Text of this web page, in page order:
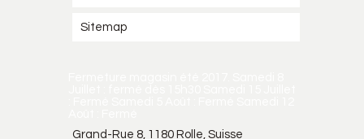
Sitemap
Grand-Rue 8, 1180 Rolle, Suisse